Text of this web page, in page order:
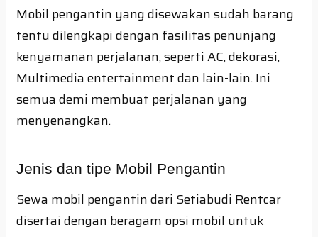
Mobil pengantin yang disewakan sudah barang
tentu dilengkapi dengan fasilitas penunjang
kenyamanan perjalanan, seperti AC, dekorasi,
Multimedia entertainment dan lain-lain. Ini
semua demi membuat perjalanan yang
menyenangkan.
Jenis dan tipe Mobil Pengantin
Sewa mobil pengantin dari Setiabudi Rentcar
disertai dengan beragam opsi mobil untuk